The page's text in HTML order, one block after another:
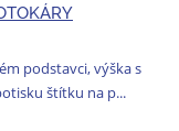
podstavci, výška s
štítku na p...